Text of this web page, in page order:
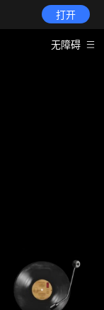
打开
无障碍